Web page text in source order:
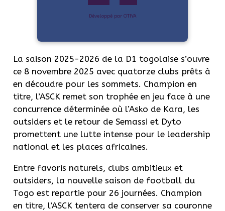
Développé par OTIYA
La saison 2025-2026 de la D1 togolaise s’ouvre
ce 8 novembre 2025 avec quatorze clubs prêts à
en découdre pour les sommets. Champion en
titre, l’ASCK remet son trophée en jeu face à une
concurrence déterminée où l’Asko de Kara, les
outsiders et le retour de Semassi et Dyto
promettent une lutte intense pour le leadership
national et les places africaines.
Entre favoris naturels, clubs ambitieux et
outsiders, la nouvelle saison de football du
Togo est repartie pour 26 journées. Champion
en titre, l’ASCK tentera de conserver sa couronne